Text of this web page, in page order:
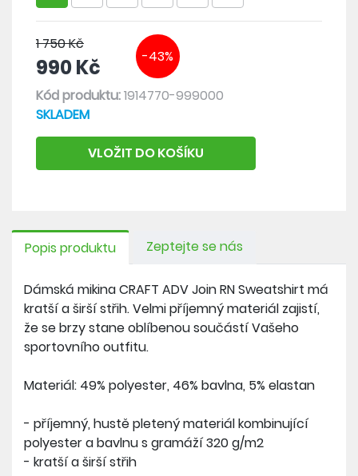
1 750 Kč
990 Kč -43%
Kód produktu:1914770-999000
SKLADEM
VLOŽIT DO KOŠÍKU
Popis produktu Zeptejte se nás
Dámská mikina CRAFT ADV Join RN Sweatshirt má
kratší a širší střih. Velmi příjemný materiál zajistí,
že se brzy stane oblíbenou součástí Vašeho
sportovního outfitu.
Materiál: 49% polyester, 46% bavlna, 5% elastan
- příjemný, hustě pletený materiál kombinující
polyester a bavlnu s gramáží 320 g/m2
- kratší a širší střih